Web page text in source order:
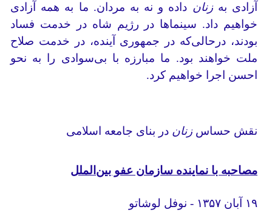
آزادی بهزنان داده و نه به مردان. ما به همه آزادی
خواهیم داد. سینماها در رژیم شاه در خدمت فساد
بودند، در‌حالی‌که در جمهوری آینده، در خدمت صلاح
ملت خواهند بود. ما مبارزه با بی‌سوادی را به نحو
احسن اجرا خواهیم کرد.
نقش حساس زنان در بنای جامعه اسلامی
مصاحبه با نماینده سازمان عفو بین‌الملل
۱۹ آبان ۱۳۵۷ - نوفل لوشاتو